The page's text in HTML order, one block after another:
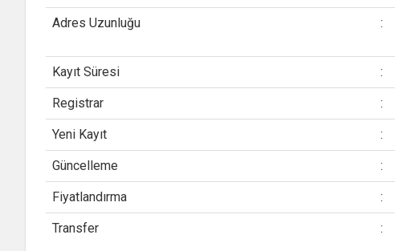
Adres Uzunluğu :
Kayıt Süresi :
Registrar :
Yeni Kayıt :
Güncelleme :
Fiyatlandırma :
Transfer :